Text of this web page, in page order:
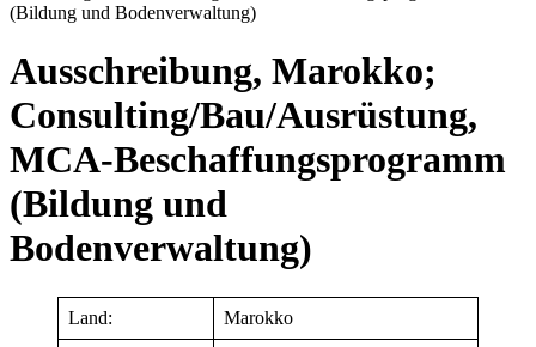
(Bildung und Bodenverwaltung)
Ausschreibung, Marokko;
Consulting/Bau/Ausrüstung,
MCA-Beschaffungsprogramm
(Bildung und
Bodenverwaltung)
Land: Marokko